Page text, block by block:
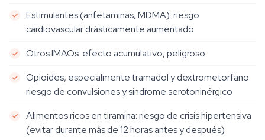
Estimulantes (anfetaminas, MDMA): riesgo
cardiovascular drásticamente aumentado
Otros IMAOs: efecto acumulativo, peligroso
Opioides, especialmente tramadol y dextrometorfano:
riesgo de convulsiones y síndrome serotoninérgico
Alimentos ricos en tiramina: riesgo de crisis hipertensiva
(evitar durante más de 12 horas antes y después)